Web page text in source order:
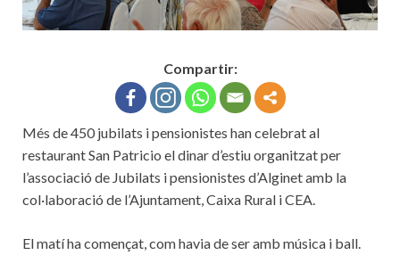
Compartir:
Més de 450 jubilats i pensionistes han celebrat al
restaurant San Patricio el dinar d’estiu organitzat per
l’associació de Jubilats i pensionistes d’Alginet amb la
col·laboració de l’Ajuntament, Caixa Rural i CEA.
El matí ha començat, com havia de ser amb música i ball.